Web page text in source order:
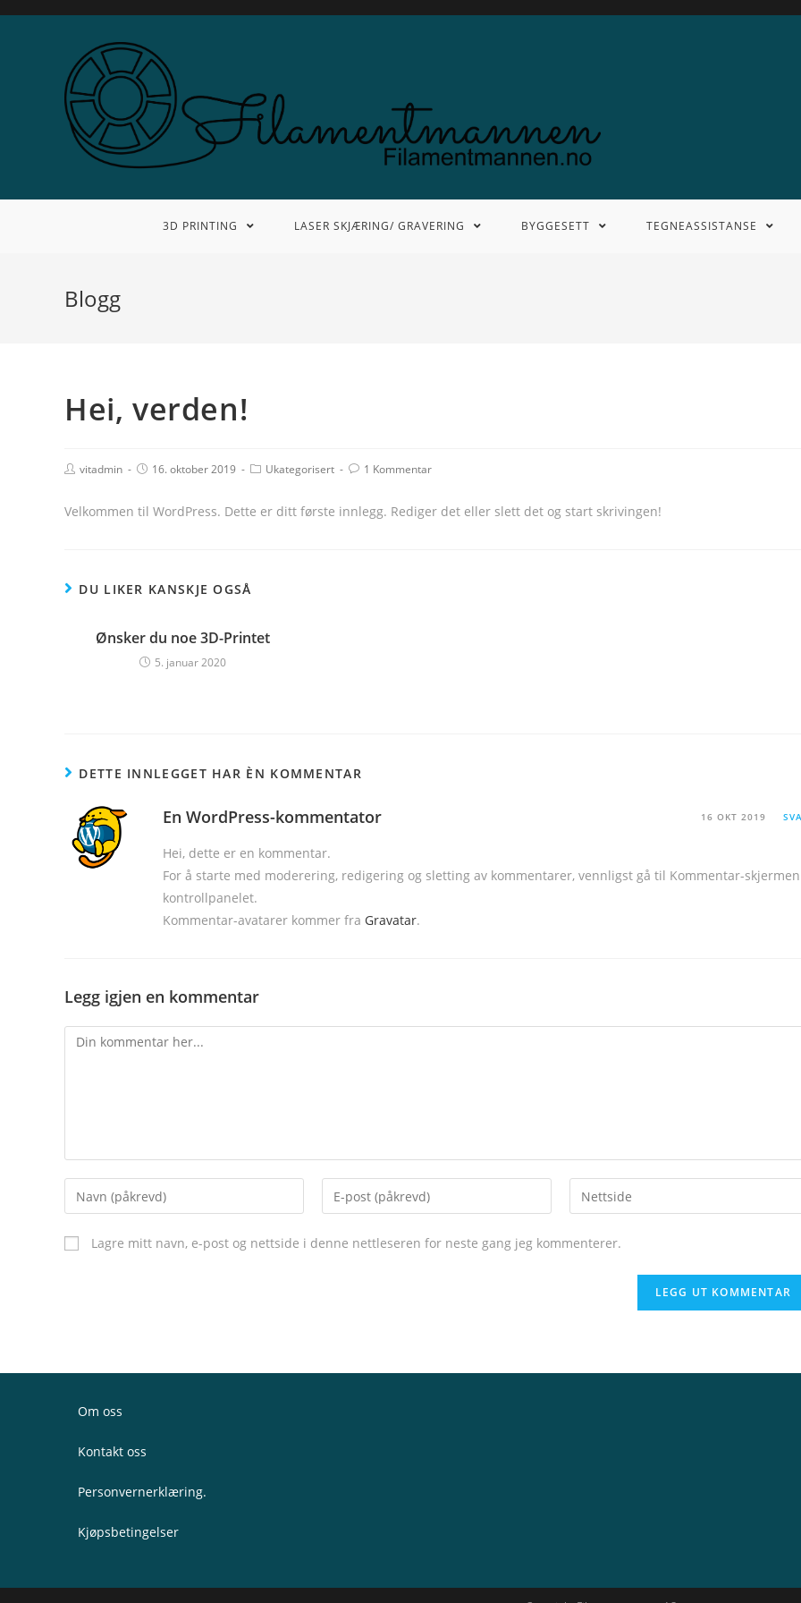
3D PRINTING LASER SKJÆRING/ GRAVERING BYGGESETT TEGNEASSISTANSE
Blogg
Hei, verden!
vitadmin 16. oktober 2019 Ukategorisert 1 Kommentar
Velkommen til WordPress. Dette er ditt første innlegg. Rediger det eller slett det og start skrivingen!
DU LIKER KANSKJE OGSÅ
Ønsker du noe 3D-Printet
5. januar 2020
DETTE INNLEGGET HAR ÈN KOMMENTAR
En WordPress-kommentator 16 OKT 2019
Hei, dette er en kommentar.
For å starte med moderering, redigering og sletting av kommentarer, vennligst gå til Kommentar-
kontrollpanelet.
Kommentar-avatarer kommer fra Gravatar.
Legg igjen en kommentar
Lagre mitt navn, e-post og nettside i denne nettleseren for neste gang jeg kommenterer.
Om oss
Kontakt oss
Personvernerklæring.
Kjøpsbetingelser